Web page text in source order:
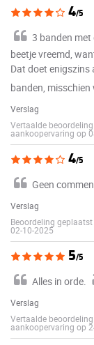
4/5
3 banden
beetje vreemd,
Dat doet
banden,
Verslag
Vertaalde
aankoopervaring op
4/5
Geen
Verslag
Beoordeling
02-10-2025
5/5
Alles in orde.
Verslag
Vertaalde
aankoopervaring op